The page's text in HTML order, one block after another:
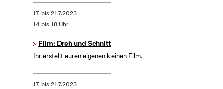
17. bis21.7.2023
14 bis 18 Uhr
Film: Dreh und Schnitt
Ihr erstellt euren eigenen kleinen Film.
17. bis21.7.2023